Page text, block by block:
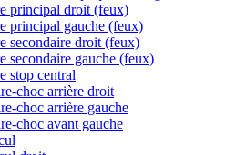
principal droit (feux)
principal gauche (feux)
secondaire droit (feux)
secondaire gauche (feux)
stop central
choc arrière droit
choc arrière gauche
choc avant gauche